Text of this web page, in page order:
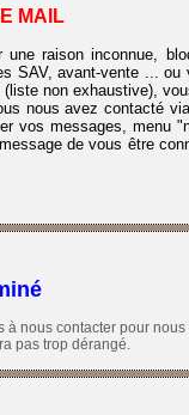
MAIL
raison inconnue,
SAV, avant-vente ... ou
non exhaustive),
nous avez contacté
vos messages, menu
de vous être
nous contacter pour nous
pas trop dérangé.